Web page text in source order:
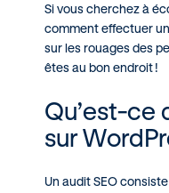
Si vous cherchez à
comment effectuer
sur les rouages des
êtes au bon endroit!
Qu’est-ce
sur
Un audit SEO